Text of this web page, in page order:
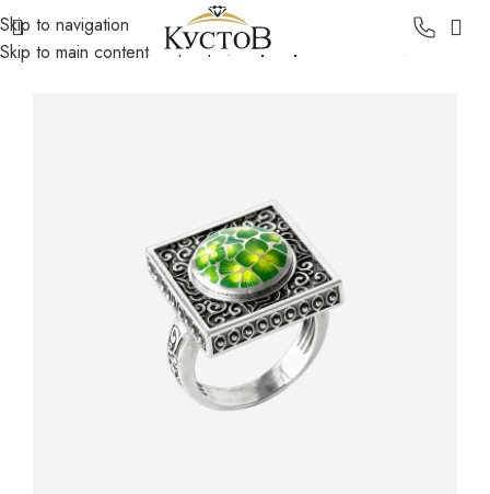
Skip to navigation
Skip to main content
Главная Каталог Серебро Серебряные кольца